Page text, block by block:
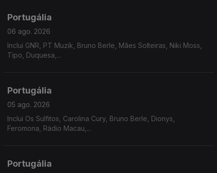
Portugália
06 ago. 2026
Inclui GNR, PT Muzik, Bruno Berle, Mães Solteiras, Niki Moss,
Tipo, Duquesa,...
Portugália
05 ago. 2026
Inclui Os Sulfitos, Carolina Cury, Bruno Berle, Dionys,
Feromona, Rádio Macau,...
Portugália